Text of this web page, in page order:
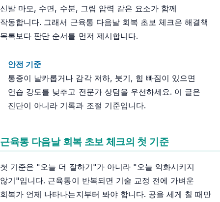
신발 마모, 수면, 수분, 그립 압력 같은 요소가 함께
작동합니다. 그래서 근육통 다음날 회복 초보 체크은 해결책
목록보다 판단 순서를 먼저 제시합니다.
안전 기준
통증이 날카롭거나 감각 저하, 붓기, 힘 빠짐이 있으면
연습 강도를 낮추고 전문가 상담을 우선하세요. 이 글은
진단이 아니라 기록과 조절 기준입니다.
근육통 다음날 회복 초보 체크의 첫 기준
첫 기준은 "오늘 더 잘하기"가 아니라 "오늘 악화시키지
않기"입니다. 근육통이 반복되면 기술 교정 전에 가벼운
회복가 언제 나타나는지부터 봐야 합니다. 공을 세게 칠 때만